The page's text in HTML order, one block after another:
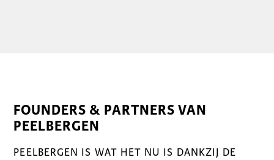
FOUNDERS & PARTNERS VAN
PEELBERGEN
PEELBERGEN IS WAT HET NU IS DANKZIJ DE